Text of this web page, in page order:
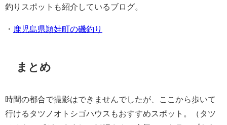
釣りスポットも紹介しているブログ。
・ 鹿児島県頴娃町の磯釣り
まとめ
時間の都合で撮影はできませんでしたが、ここから歩いて
行けるタツノオトシゴハウスもおすすめスポット。（タツ